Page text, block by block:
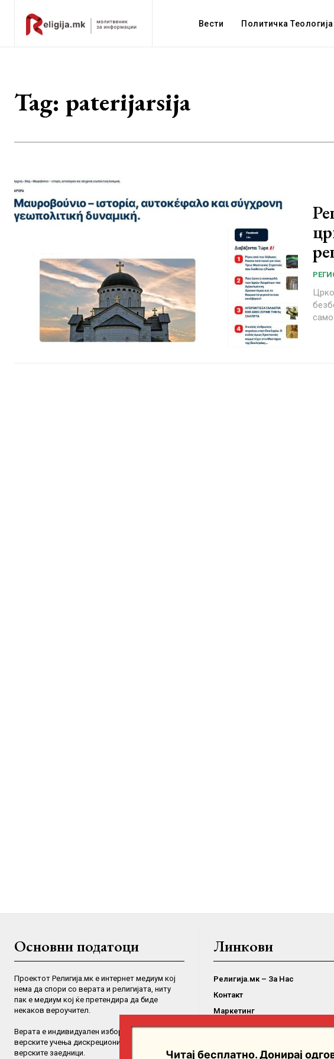
Вести Политичка Теологија
Tag: paterijarsija
Основни податоци
Проектот Религија.мк е интернет медиум кој
нема да спори со верата и религијата, ниту
пак е медиум кој ќе претендира да биде
некаков вероучител.
Верaта е индивидуален избор на поединците, а
верските учења дискрециони права на
верските заедници.
Линкови
Религија.мк – За Нас
Контакт
Маркетинг
Услови за користење
Читај бесплатно. Донирај